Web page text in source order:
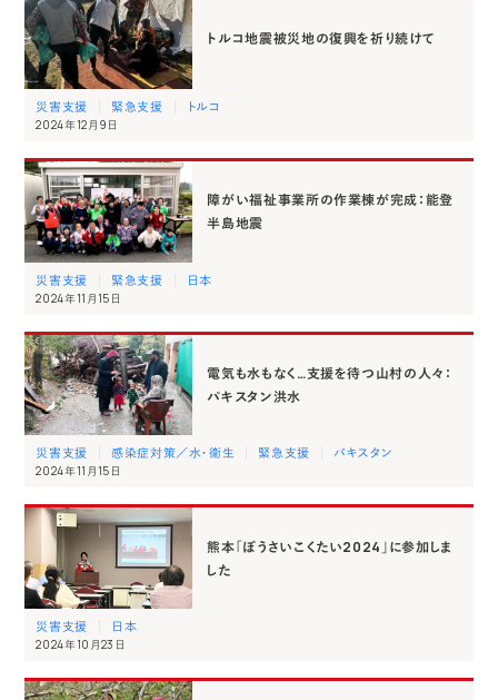
トルコ地震被災地の復興を祈り続けて
災害支援 緊急支援 トルコ
2024年12月9日
障がい福祉事業所の作業棟が完成：能登
半島地震
災害支援 緊急支援 日本
2024年11月15日
電気も水もなく…支援を待つ山村の人々：
パキスタン洪水
災害支援 感染症対策／水・衛生 緊急支援 パキスタン
2024年11月15日
熊本「ぼうさいこくたい2024」に参加しま
した
災害支援 日本
2024年10月23日